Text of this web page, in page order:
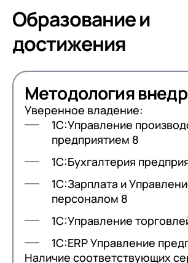
Образование и
достижения
Методология
Уверенное владение:
1С:Управление
предприятием 8
1С:Бухгалтерия
1С:Зарплата и
персоналом 8
1С:Управление
1C:ERP Управление
Наличие соответствующих
Лицензии 1С
Сервисы 1С
1С-ЭДО
1С:Контрагент
1С-Отчетность
1С:Фреш
Доки 1С